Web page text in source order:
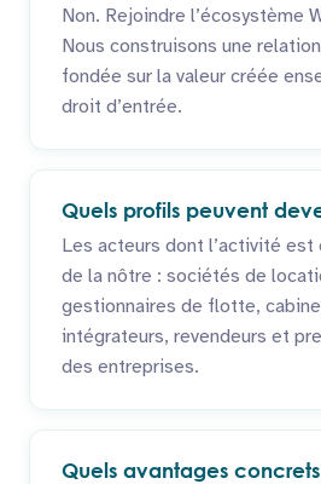
Non. Rejoindre l’écosystème
Nous construisons une
fondée sur la valeur créée
droit d’entrée.
Quels profils peuvent
Les acteurs dont l’activité
de la nôtre : sociétés de
gestionnaires de flotte,
intégrateurs, revendeurs et
des entreprises.
Quels avantages